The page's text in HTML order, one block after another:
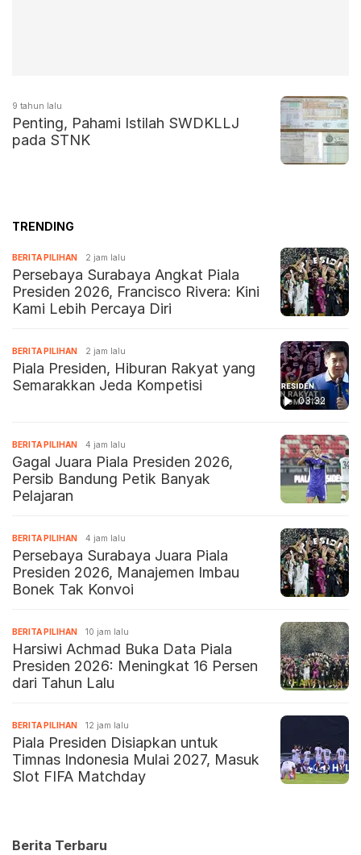
9 tahun lalu
Penting, Pahami Istilah SWDKLLJ
pada STNK
TRENDING
BERITA PILIHAN 2 jam lalu
Persebaya Surabaya Angkat Piala
Presiden 2026, Francisco Rivera: Kini
Kami Lebih Percaya Diri
03:32
BERITA PILIHAN 2 jam lalu
Piala Presiden, Hiburan Rakyat yang
Semarakkan Jeda Kompetisi
BERITA PILIHAN 4 jam lalu
Gagal Juara Piala Presiden 2026,
Persib Bandung Petik Banyak
Pelajaran
BERITA PILIHAN 4 jam lalu
Persebaya Surabaya Juara Piala
Presiden 2026, Manajemen Imbau
Bonek Tak Konvoi
BERITA PILIHAN 10 jam lalu
Harsiwi Achmad Buka Data Piala
Presiden 2026: Meningkat 16 Persen
dari Tahun Lalu
BERITA PILIHAN 12 jam lalu
Piala Presiden Disiapkan untuk
Timnas Indonesia Mulai 2027, Masuk
Slot FIFA Matchday
Berita Terbaru